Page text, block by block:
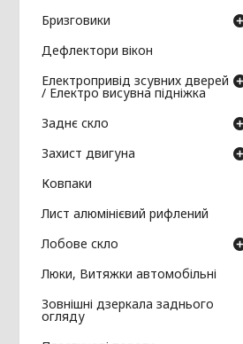
Бризговики
Дефлектори вікон
Електропривід зсувних дверей
/ Електро висувна підніжка
Заднє скло
Захист двигуна
Ковпаки
Лист алюмінієвий рифлений
Лобове скло
Люки, Витяжки автомобільні
Зовнішні дзеркала заднього
огляду